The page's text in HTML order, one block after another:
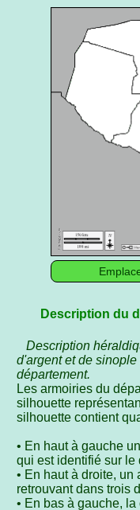
Description du
Description
d'argent et de
département.
Les armoiries du
silhouette
silhouette contient
• En haut à gauche
qui est identifié sur le
• En haut à droite,
retrouvant dans trois
• En bas à gauche,